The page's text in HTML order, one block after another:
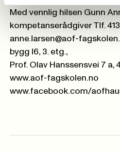
Med vennlig hilsen Gunn
kompetanserådgiver Tlf.
anne.larsen@aof-
bygg I6, 3. etg.,
Prof. Olav Hanssensvei 7 a,
www.aof-fagskolen.no
www.facebook.com/